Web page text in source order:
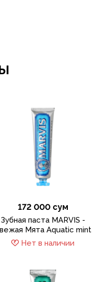
172 000 сум
Зубная паста MARVIS -
Мята Aquatic mint
Нет в наличии